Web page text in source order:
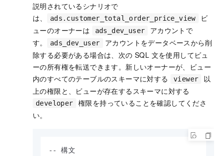
説明されているシナリオで
は、
ads.customer_total_order_price_view
ビ
ューのオーナーは
ads_dev_user
アカウントで
す。
ads_dev_user
アカウントをデータベースから削
除する必要がある場合は、次の SQL 文を使用してビュ
ーの所有権を転送できます。新しいオーナーが、ビュー
内のすべてのテーブルのスキーマに対する
viewer
以
上の権限と、ビューが存在するスキーマに対する
developer
権限を持っていることを確認してくださ
い。
-- 構文